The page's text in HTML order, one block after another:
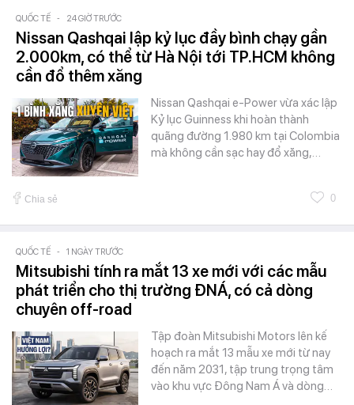
QUỐC TẾ - 24 GIỜ TRƯỚC
Nissan Qashqai lập kỷ lục đầy bình chạy gần
2.000km, có thể từ Hà Nội tới TP.HCM không
cần đổ thêm xăng
Nissan Qashqai e-Power vừa xác lập
Kỷ lục Guinness khi hoàn thành
quãng đường 1.980 km tại Colombia
mà không cần sạc hay đổ xăng,…
Chia sẻ 0
QUỐC TẾ - 1 NGÀY TRƯỚC
Mitsubishi tính ra mắt 13 xe mới với các mẫu
phát triển cho thị trường ĐNÁ, có cả dòng
chuyên off-road
Tập đoàn Mitsubishi Motors lên kế
hoạch ra mắt 13 mẫu xe mới từ nay
đến năm 2031, tập trung trọng tâm
vào khu vực Đông Nam Á và dòng…